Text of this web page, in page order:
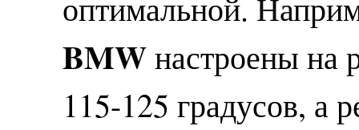
BMWнастроены на
115-125 градусов, а